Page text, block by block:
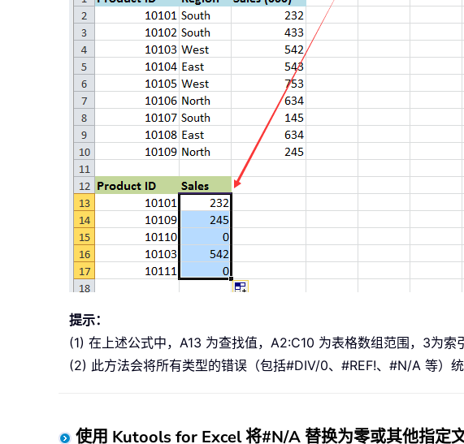
提示：
(1) 在上述公式中，A13 为查找值，A2:C10 为表格数组范围，3为
(2) 此方法会将所有类型的错误（包括#DIV/0、#REF!、#N/A 等）
使用 Kutools for Excel 将#N/A 替换为零或其他指定